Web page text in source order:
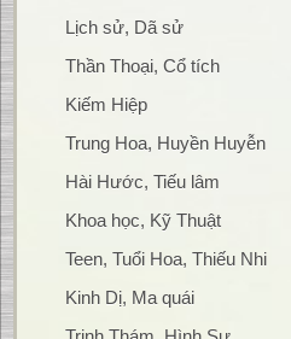
Lịch sử, Dã sử
Thần Thoại, Cổ tích
Kiếm Hiệp
Trung Hoa, Huyền Huyễn
Hài Hước, Tiếu lâm
Khoa học, Kỹ Thuật
Teen, Tuổi Hoa, Thiếu Nhi
Kinh Dị, Ma quái